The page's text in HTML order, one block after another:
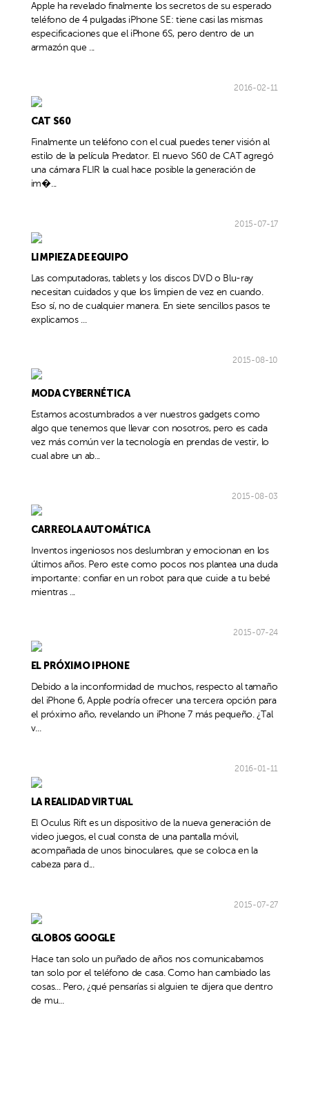
Apple ha revelado finalmente los secretos de su esperado
teléfono de 4 pulgadas iPhone SE: tiene casi las mismas
especificaciones que el iPhone 6S, pero dentro de un
armazón que ...
2016-02-11
CAT S60
Finalmente un teléfono con el cual puedes tener visión al
estilo de la película Predator. El nuevo S60 de CAT agregó
una cámara FLIR la cual hace posible la generación de
im�...
2015-07-17
LIMPIEZA DE EQUIPO
Las computadoras, tablets y los discos DVD o Blu-ray
necesitan cuidados y que los limpien de vez en cuando.
Eso sí, no de cualquier manera. En siete sencillos pasos te
explicamos ...
2015-08-10
MODA CYBERNÉTICA
Estamos acostumbrados a ver nuestros gadgets como
algo que tenemos que llevar con nosotros, pero es cada
vez más común ver la tecnología en prendas de vestir, lo
cual abre un ab...
2015-08-03
CARREOLA AUTOMÁTICA
Inventos ingeniosos nos deslumbran y emocionan en los
últimos años. Pero este como pocos nos plantea una duda
importante: confiar en un robot para que cuide a tu bebé
mientras ...
2015-07-24
EL PRÓXIMO IPHONE
Debido a la inconformidad de muchos, respecto al tamaño
del iPhone 6, Apple podría ofrecer una tercera opción para
el próximo año, revelando un iPhone 7 más pequeño. ¿Tal
v...
2016-01-11
LA REALIDAD VIRTUAL
El Oculus Rift es un dispositivo de la nueva generación de
video juegos, el cual consta de una pantalla móvil,
acompañada de unos binoculares, que se coloca en la
cabeza para d...
2015-07-27
GLOBOS GOOGLE
Hace tan solo un puñado de años nos comunicabamos
tan solo por el teléfono de casa. Como han cambiado las
cosas... Pero, ¿qué pensarías si alguien te dijera que dentro
de mu...